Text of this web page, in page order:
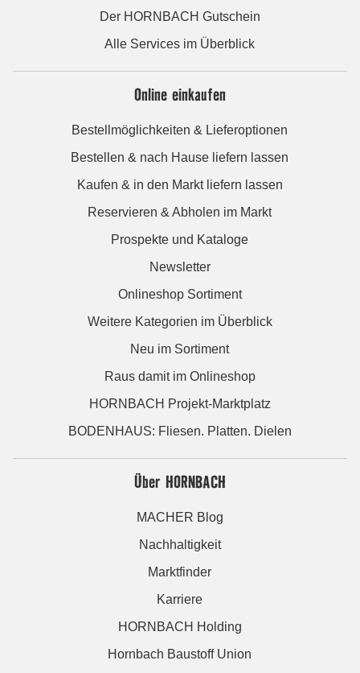
Der HORNBACH Gutschein
Alle Services im Überblick
Online einkaufen
Bestellmöglichkeiten & Lieferoptionen
Bestellen & nach Hause liefern lassen
Kaufen & in den Markt liefern lassen
Reservieren & Abholen im Markt
Prospekte und Kataloge
Newsletter
Onlineshop Sortiment
Weitere Kategorien im Überblick
Neu im Sortiment
Raus damit im Onlineshop
HORNBACH Projekt-Marktplatz
BODENHAUS: Fliesen. Platten. Dielen
Über HORNBACH
MACHER Blog
Nachhaltigkeit
Marktfinder
Karriere
HORNBACH Holding
Hornbach Baustoff Union